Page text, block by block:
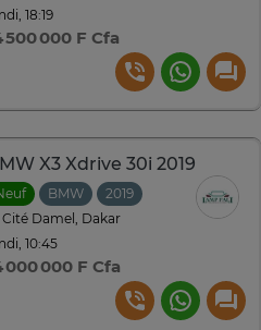
18:19
500 000 F Cfa
X3 Xdrive 30i 2019
BMW 2019
Automatique
Cité Damel, Dakar
10:45
000 000 F Cfa